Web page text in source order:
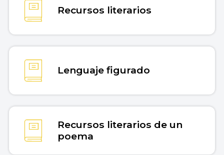
Recursos literarios
Lenguaje figurado
Recursos literarios de un
poema